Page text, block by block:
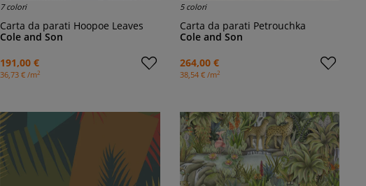
7 colori
Carta da parati Hoopoe Leaves
Cole and Son
191,00 €
36,73 € /m2
5 colori
Carta da parati Petrouchka
Cole and Son
264,00 €
38,54 € /m2